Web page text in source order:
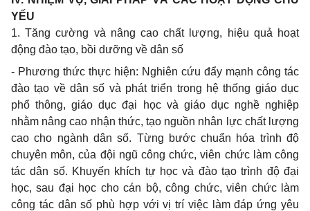
YẾU
1. Tăng cường và nâng caochất lượng, hiệu quả hoạt
động đào tạo, bồi dưỡng về dân số
- Phương thức thực hiện: Nghiên cứu đẩy mạnh công tác
đào tạo về dân số và phát triển trong hệ thống giáo dục
phổ thông, giáo dục đại học và giáo dục nghề nghiệp
nhằm nângcao nhận thức, tạo nguồn nhân lực chất lượng
cao cho ngành dân số. Từng bước chuẩn hóa trình độ
chuyên môn, của đội ngũ công chức, viên chức làm công
tác dân số. Khuyến khích tự học và đào tạo trình độ đại
học,sau đại học chocán bộ, công chức, viên chức làm
công tác dân số phù hợp với vị trí việc làm đáp ứng yêu